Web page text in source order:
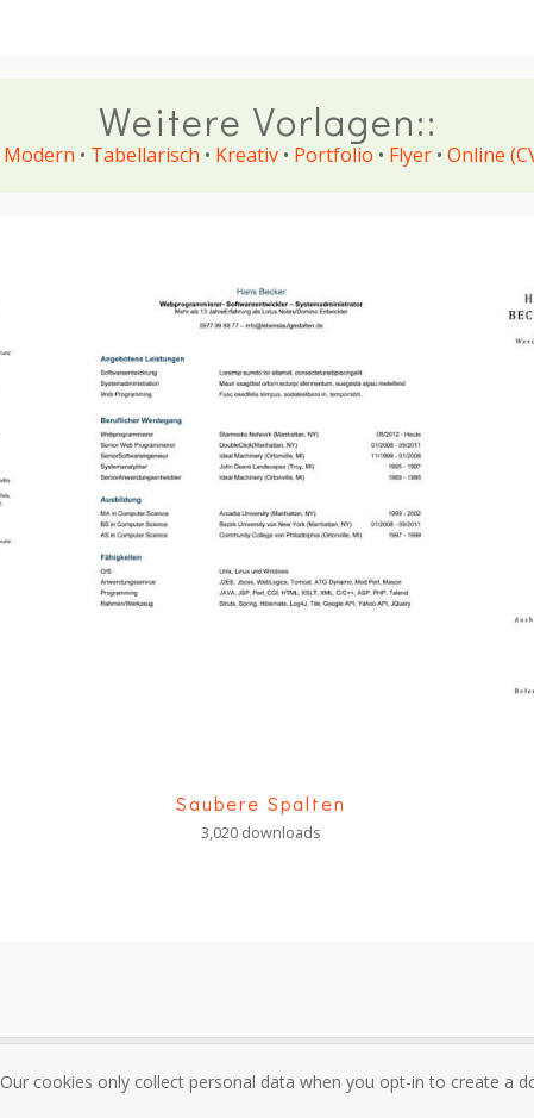
Weitere Vorlagen::
Modern • Tabellarisch • Kreativ• Portfolio • Flyer• Online
Saubere Spalten
3,020 downloads
Über mich und Kontakt Datenschutzrichtlinie
cookies only collect personal data when you opt-in to create a